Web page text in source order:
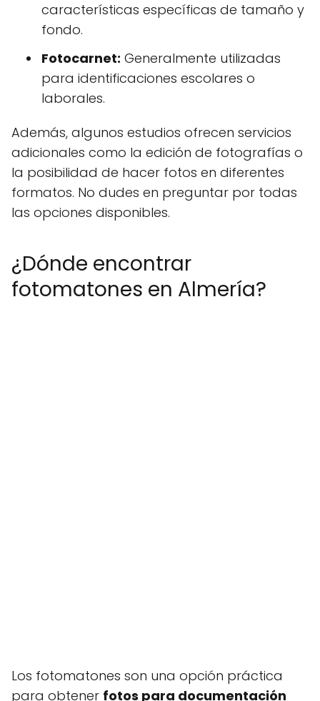
características específicas de tamaño y
fondo.
Fotocarnet: Generalmente utilizadas
para identificaciones escolares o
laborales.
Además, algunos estudios ofrecen servicios
adicionales como la edición de fotografías o
la posibilidad de hacer fotos en diferentes
formatos. No dudes en preguntar por todas
las opciones disponibles.
¿Dónde encontrar
fotomatones en Almería?
Los fotomatones son una opción práctica
para obtener fotos para documentación